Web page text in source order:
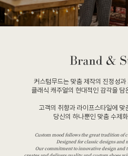
커스텀무드는 맞춤 제작의 진정성
클래식 캐주얼의 현대적인 감각을 담
고객의 취향과 라이프스타일에 맞
당신의 하나뿐인 맞춤 수제
Custom mood follows the great tradition of
Designed for classic designs and
Our commitment to innovative design and